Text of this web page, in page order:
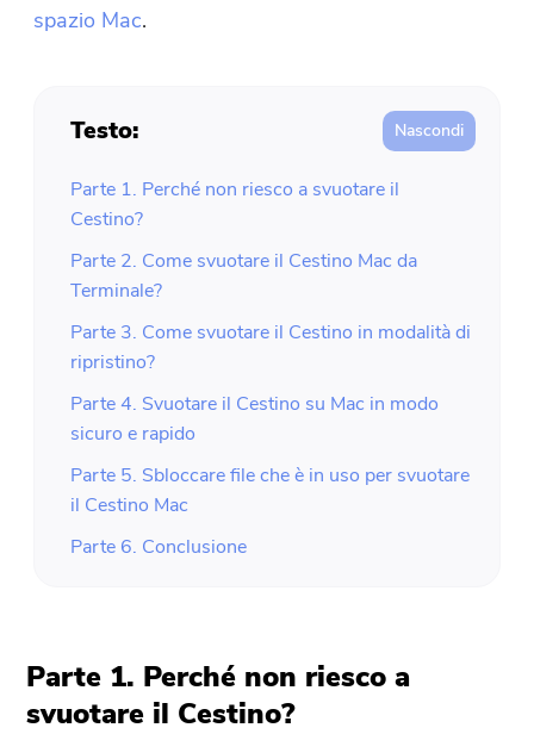
spazio Mac.
Testo:
Parte 1. Perché non riesco a svuotare il
Cestino?
Parte 2. Come svuotare il Cestino Mac da
Terminale?
Parte 3. Come svuotare il Cestino in modalità di
ripristino?
Parte 4. Svuotare il Cestino su Mac in modo
sicuro e rapido
Parte 5. Sbloccare file che è in uso per svuotare
il Cestino Mac
Parte 6. Conclusione
Parte 1. Perché non riesco a
svuotare il Cestino?